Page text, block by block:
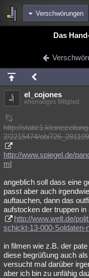
Verschwörungen
Chat Wiki
meine Rubriken
Menschen
Spiritualität
Natur Umfragen
weitere Rubriken
Philosophie
Astronomie Helpdesk
Musik Clash
Übersichten
Lesenswert
Das
el_cojones
ehemaliges Mitglied
http://
2/2215474/
http://www.spiegel.de/
ml
angeblich soll dass eine
passt aber auch
auftauchen, dann das
aufstocken der truppen in
http://www.welt.de/
schickt-13-000-Soldaten-
in filmen wie z.B. der
diese begrüßung auch
versucht mal darüber
aber ich bin zu unfähig